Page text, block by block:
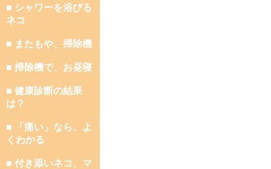
■ シャワーを浴びる
ネコ
■ またもや、掃除機
■ 掃除機で、お昼寝
■ 健康診断の結果
は？
■ 「痛い」なら、よ
くわかる
■ 付き添いネコ、マ